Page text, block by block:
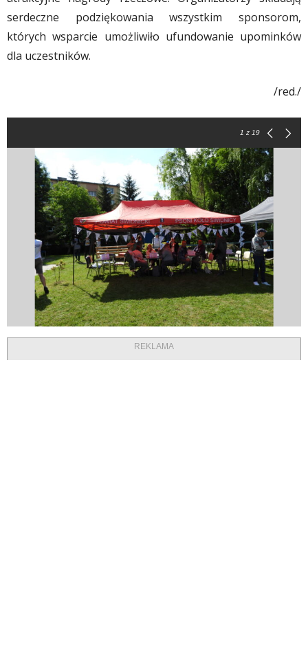
serdeczne podziękowania wszystkim sponsorom,
których wsparcie umożliwiło ufundowanie upominków
dla uczestników.
/red./
1 z 19
REKLAMA